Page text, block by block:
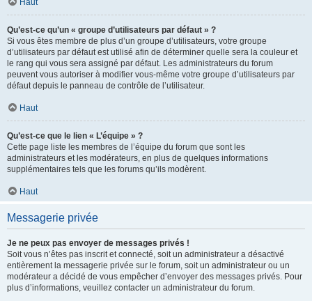
Haut
Qu’est-ce qu’un « groupe d’utilisateurs par défaut » ?
Si vous êtes membre de plus d’un groupe d’utilisateurs, votre groupe
d’utilisateurs par défaut est utilisé afin de déterminer quelle sera la couleur et
le rang qui vous sera assigné par défaut. Les administrateurs du forum
peuvent vous autoriser à modifier vous-même votre groupe d’utilisateurs par
défaut depuis le panneau de contrôle de l’utilisateur.
Haut
Qu’est-ce que le lien « L’équipe » ?
Cette page liste les membres de l’équipe du forum que sont les
administrateurs et les modérateurs, en plus de quelques informations
supplémentaires tels que les forums qu’ils modèrent.
Haut
Messagerie privée
Je ne peux pas envoyer de messages privés !
Soit vous n’êtes pas inscrit et connecté, soit un administrateur a désactivé
entièrement la messagerie privée sur le forum, soit un administrateur ou un
modérateur a décidé de vous empêcher d’envoyer des messages privés. Pour
plus d’informations, veuillez contacter un administrateur du forum.